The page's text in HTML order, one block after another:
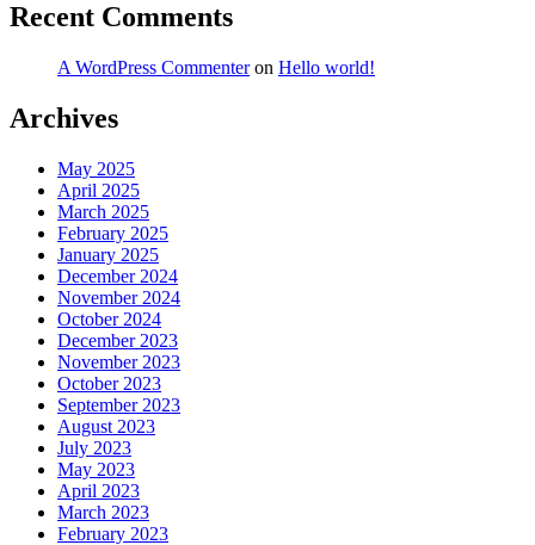
Recent Comments
A WordPress Commenteron Hello world!
Archives
May 2025
April 2025
March 2025
February 2025
January 2025
December 2024
November 2024
October 2024
December 2023
November 2023
October 2023
September 2023
August 2023
July 2023
May 2023
April 2023
March 2023
February 2023